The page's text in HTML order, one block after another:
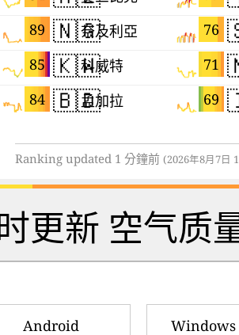
89
85
84
🇳🇬 76
奈及利亞
🇰🇼 71
科威特
🇧🇩 69
孟加拉
Ranking updated 1 分鐘前 (2026年8月7日
更新 空气质
Android Windows